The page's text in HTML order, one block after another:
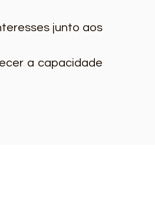
junto aos
a capacidade